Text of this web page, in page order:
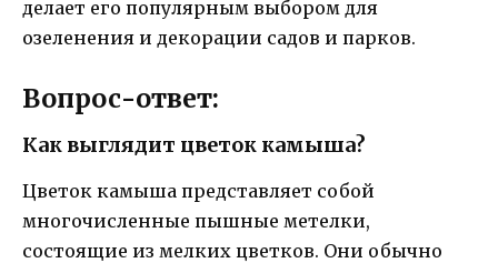
делает его популярным выбором для
озеленения и декорации садов и парков.
Вопрос-ответ:
Как выглядит цветок камыша?
Цветок камыша представляет собой
многочисленные пышные метелки,
состоящие из мелких цветков. Они обычно